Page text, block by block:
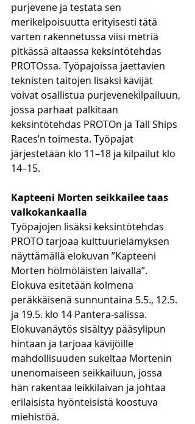
purjevene ja testata sen
merikelpoisuutta erityisesti tätä
varten rakennetussa viisi metriä
pitkässä altaassa keksintötehdas
PROTOssa. Työpajoissa jaettavien
teknisten taitojen lisäksi kävijät
voivat osallistua purjevenekilpailuun,
jossa parhaat palkitaan
keksintötehdas PROTOn ja Tall Ships
Races’n toimesta. Työpajat
järjestetään klo 11–18 ja kilpailut klo
14–15.
Kapteeni Morten seikkailee taas
valkokankaalla
Työpajojen lisäksi keksintötehdas
PROTO tarjoaa kulttuurielämyksen
näyttämällä elokuvan ”Kapteeni
Morten hölmöläisten laivalla”.
Elokuva esitetään kolmena
peräkkäisenä sunnuntaina 5.5., 12.5.
ja 19.5. klo 14 Pantera-salissa.
Elokuvanäytös sisältyy pääsylipun
hintaan ja tarjoaa kävijöille
mahdollisuuden sukeltaa Mortenin
unenomaiseen seikkailuun, jossa
hän rakentaa leikkilaivan ja johtaa
erilaisista hyönteisistä koostuva
miehistöä.